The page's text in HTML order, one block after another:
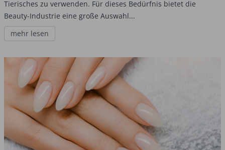
Tierisches zu verwenden. Für dieses Bedürfnis bietet die
Beauty-Industrie eine große Auswahl...
mehr lesen